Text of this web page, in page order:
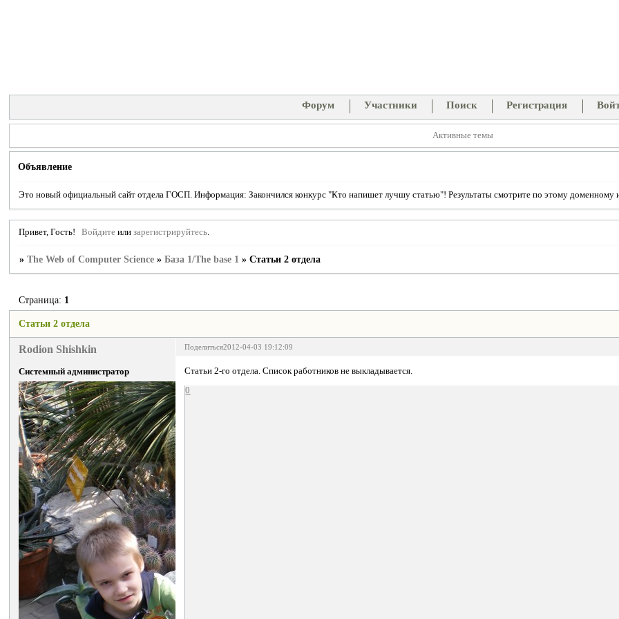
Форум Участники Поиск Регистрация
Активные темы
Объявление
Это новый официальный сайт отдела ГОСП. Информация: Закончился конкурс "Кто напишет лучшу статью"! Результаты смотрите по этому
Привет, Гость! Войдите илизарегистрируйтесь.
»The Web of Computer Science »База 1/The base 1 »Статьи 2 отдела
Статьи 2 отдела
Страница: 1
Поделиться2012-04-03 19:12:09
Rodion Shishkin
Системный администратор
Статьи 2-го отдела. Список работников не выкладывается.
0